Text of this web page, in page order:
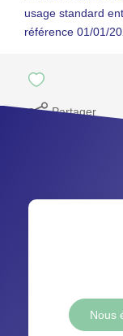
usage standard
référence 01/01/
Partager
Nous